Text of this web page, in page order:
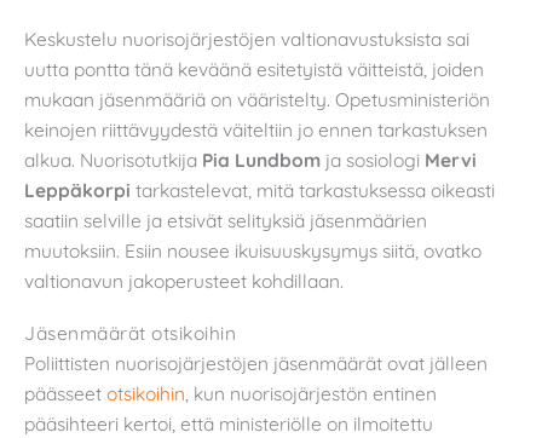
Keskustelu nuorisojärjestöjen valtionavustuksista sai
uutta pontta tänä keväänä esitetyistä väitteistä, joiden
mukaan jäsenmääriä on vääristelty. Opetusministeriön
keinojen riittävyydestä väiteltiin jo ennen tarkastuksen
alkua. Nuorisotutkija Pia Lundbom ja sosiologi Mervi
Leppäkorpi tarkastelevat, mitä tarkastuksessa oikeasti
saatiin selville ja etsivät selityksiä jäsenmäärien
muutoksiin. Esiin nousee ikuisuuskysymys siitä, ovatko
valtionavun jakoperusteet kohdillaan.
Jäsenmäärät otsikoihin
Poliittisten nuorisojärjestöjen jäsenmäärät ovat jälleen
päässeet otsikoihin, kun nuorisojärjestön entinen
pääsihteeri kertoi, että ministeriölle on ilmoitettu